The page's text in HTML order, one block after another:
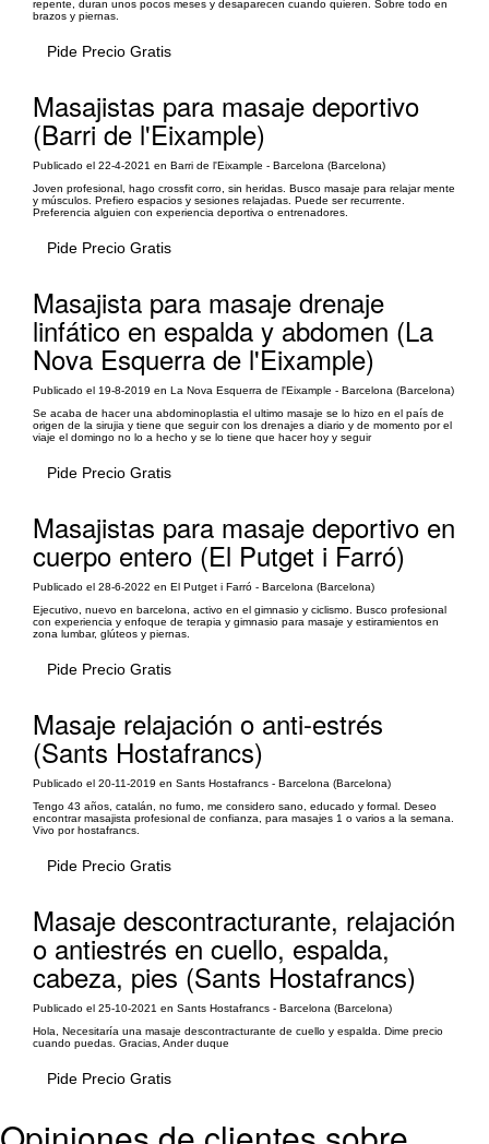
repente, duran unos pocos meses y desaparecen cuando quieren. Sobre todo en
brazos y piernas.
Pide Precio Gratis
Masajistas para masaje deportivo
(Barri de l'Eixample)
Publicado el 22-4-2021 en Barri de l'Eixample - Barcelona (Barcelona)
Joven profesional, hago crossfit corro, sin heridas. Busco masaje para relajar mente
y músculos. Prefiero espacios y sesiones relajadas. Puede ser recurrente.
Preferencia alguien con experiencia deportiva o entrenadores.
Pide Precio Gratis
Masajista para masaje drenaje
linfático en espalda y abdomen (La
Nova Esquerra de l'Eixample)
Publicado el 19-8-2019 en La Nova Esquerra de l'Eixample - Barcelona (Barcelona)
Se acaba de hacer una abdominoplastia el ultimo masaje se lo hizo en el país de
origen de la sirujia y tiene que seguir con los drenajes a diario y de momento por el
viaje el domingo no lo a hecho y se lo tiene que hacer hoy y seguir
Pide Precio Gratis
Masajistas para masaje deportivo en
cuerpo entero (El Putget i Farró)
Publicado el 28-6-2022 en El Putget i Farró - Barcelona (Barcelona)
Ejecutivo, nuevo en barcelona, activo en el gimnasio y ciclismo. Busco profesional
con experiencia y enfoque de terapia y gimnasio para masaje y estiramientos en
zona lumbar, glúteos y piernas.
Pide Precio Gratis
Masaje relajación o anti-estrés
(Sants Hostafrancs)
Publicado el 20-11-2019 en Sants Hostafrancs - Barcelona (Barcelona)
Tengo 43 años, catalán, no fumo, me considero sano, educado y formal. Deseo
encontrar masajista profesional de confianza, para masajes 1 o varios a la semana.
Vivo por hostafrancs.
Pide Precio Gratis
Masaje descontracturante, relajación
o antiestrés en cuello, espalda,
cabeza, pies (Sants Hostafrancs)
Publicado el 25-10-2021 en Sants Hostafrancs - Barcelona (Barcelona)
Hola, Necesitaría una masaje descontracturante de cuello y espalda. Dime precio
cuando puedas. Gracias, Ander duque
Pide Precio Gratis